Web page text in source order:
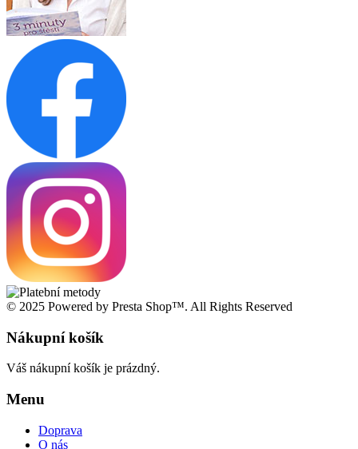
© 2025 Powered by Presta Shop™. All Rights Reserved
Nákupní košík
Váš nákupní košík je prázdný.
Menu
Doprava
O nás